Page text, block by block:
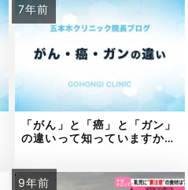
7年前
「がん」と「癌」と「ガン」
の違いって知っていますか…
9年前